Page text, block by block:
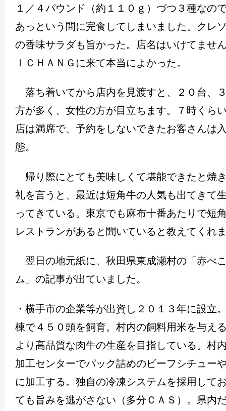
１／４パウンド（約１１０ｇ）づつ３種なの
あっという間に完食してしまいました。クレ
の香味サラダも旨かった。店名はいけてませ
ＩＣＨＡＮＧに来て本当によかった。
落ち着いてから店内を見渡すと、２０台、
方が多く、女性の方が目立ちます。７時くら
店は満席で、予約をしないできたお客さんは
態。
帰り際にとても美味しくて堪能できたと焼
礼を言うと、最近は短角牛の人気も出てきて
ってきている。東京でも麻布十番あたりで短
レストランがあると聞いていると教えてくれ
翌日の地元紙に、秋田県東成瀬村の「赤べ
ム」の記事が出ていました。
・横手市の企業等が出資し２０１３年に設立
棟で４５０頭を飼育。村内の飼料用米を与え
より高品質な肉牛の生産を目指している。村
加工センターでパック詰めのビーフシチュー
に加工する。独自の冷凍システムを採用して
ても旨みを逃がさない（多分ＣＡＳ）。県内